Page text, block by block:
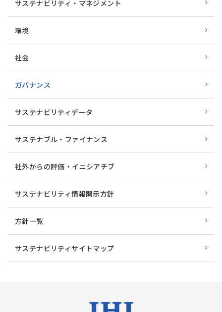
サステナビリティ・マネジメント
環境
社会
ガバナンス
サステナビリティデータ
サステナブル・ファイナンス
社外からの評価・イニシアチブ
サステナビリティ情報開示方針
方針一覧
サステナビリティサイトマップ